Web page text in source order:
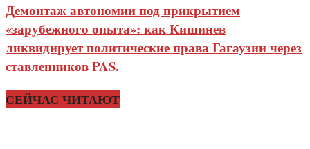
Демонтаж автономии под прикрытием
«зарубежного опыта»: как Кишинев
ликвидирует политические права Гагаузии через
ставленников PAS.
СЕЙЧАС ЧИТАЮТ